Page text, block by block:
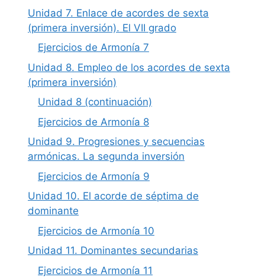
Unidad 7. Enlace de acordes de sexta
(primera inversión). El VII grado
Ejercicios de Armonía 7
Unidad 8. Empleo de los acordes de sexta
(primera inversión)
Unidad 8 (continuación)
Ejercicios de Armonía 8
Unidad 9. Progresiones y secuencias
armónicas. La segunda inversión
Ejercicios de Armonía 9
Unidad 10. El acorde de séptima de
dominante
Ejercicios de Armonía 10
Unidad 11. Dominantes secundarias
Ejercicios de Armonía 11